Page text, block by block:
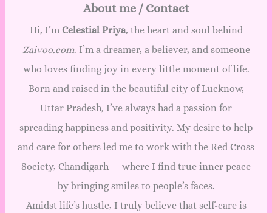
About me / Contact
Hi, I’m Celestial Priya, the heart and soul behind
Zaivoo.com. I’m a dreamer, a believer, and someone
who loves finding joy in every little moment of life.
Born and raised in the beautiful city of Lucknow,
Uttar Pradesh, I’ve always had a passion for
spreading happiness and positivity. My desire to help
and care for others led me to work with the Red Cross
Society, Chandigarh — where I find true inner peace
by bringing smiles to people’s faces.
Amidst life’s hustle, I truly believe that self-care is